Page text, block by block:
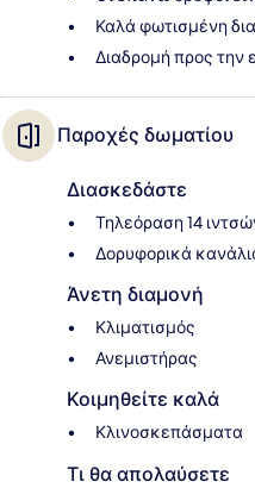
Καλά φωτισμένη
Διαδρομή προς την
Παροχές δωματίου
Διασκεδάστε
Τηλεόραση 14
Δορυφορικά
Άνετη διαμονή
Κλιματισμός
Ανεμιστήρας
Κοιμηθείτε καλά
Κλινοσκεπάσματα
Τι θα απολαύσετε